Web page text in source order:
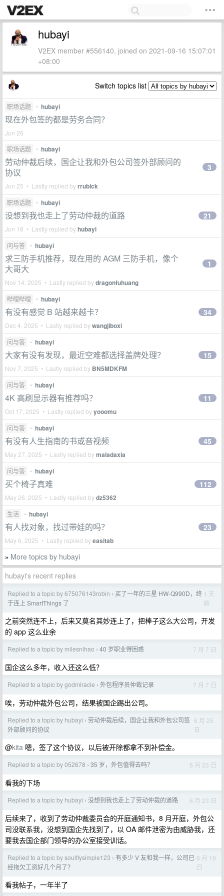
hubayi
V2EX member #556140, joined on 2021-09-16 15:07:01
+08:00
Switch topics list
职场话题 • hubayi
现在外包签的都是劳务合同？
Jun 26
职场话题
• hubayi
劳动仲裁后续，国企让我和外包公司签外部顾问的
协议
Jun 25 • Lastly replied byrrubick
3
职场话题 • hubayi
没想到我也走上了劳动仲裁的道路
Jun 18 • Lastly replied byhubayi
21
问与答 • hubayi
求三防手机推荐，现在用的 AGM 三防手机，像个
大哥大
Nov 14, 2025 • Lastly replied bydragonfuhuang
1
哔哩哔哩 • hubayi
有没有感觉 B 站越来越卡？
Dec 4, 2025 • Lastly replied bywangjiboxi
34
问与答 • hubayi
大家有没有发现，最近空难都选择盖牌处理？
Nov 7, 2025 • Lastly replied by BN5MDKFM
15
问与答 • hubayi
4K 高刷显示器有推荐吗？
Oct 17, 2025 • Lastly replied byyooomu
11
问与答 • hubayi
有没有人生指南的书或音视频
May 27, 2025 • Lastly replied bymaladaxia
45
问与答 • hubayi
买个椅子真难
May 26, 2025 • Lastly replied bydz5362
112
生活 • hubayi
有人找对象，找过带娃的吗？
May 6, 2025 • Lastly replied byeasitab
23
» More topics by hubayi
hubayi's recent replies
Replied to a topic by 675076143robin › 买了一年的三星 HW-Q990D，终
于连上 SmartThings 了
1 天
前
之前突然连不上，后来又莫名其妙连上了，把棒子这么大公司，开发
的 app 这么业余
Replied to a topic by milesnihao › 40 岁职业得困惑 7 月 7 日
国企这么多年，收入还这么低？
Replied to a topic by godmiracle › 外包程序员仲裁记录 7 月 7 日
唉，劳动仲裁外包公司，结果被国企踢出公司。
Replied to a topic by hubayi › 劳动仲裁后续，国企让我和外包公司签
外部顾问的协议
6 月 25
日
@kita 嗯，签了这个协议，以后被开除都拿不到补偿金。
Replied to a topic by 052678 › 35 岁，外包值得去吗？ 6 月 23 日
看我的下场
Replied to a topic by hubayi › 没想到我也走上了劳动仲裁的道路 6 月 23 日
后续来了，收到了劳动仲裁委员会的开庭通知书，8 月开庭，外包公
司没联系我，没想到国企先找到了，以 OA 邮件泄密为由威胁我，还
要我去国企部门领导的办公室接受训话。
Replied to a topic by soulflysimple123 › 有多少 V 友和我一样，公司已
经拖欠工资好几个月了？
6 月 19
日
看我帖子，一年半了